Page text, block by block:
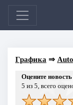
Графика ⇒
Оцените
5 из 5, всего